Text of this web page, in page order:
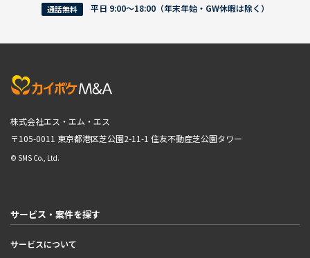
通話無料 平日 9:00〜18:00（年末年始・GW休暇は除く）
株式会社エス・エム・エス
〒105-0011 東京都港区芝公園2-11-1 住友不動産芝公園タワー
© SMS Co., Ltd.
サービス・案件を探す
サービスについて